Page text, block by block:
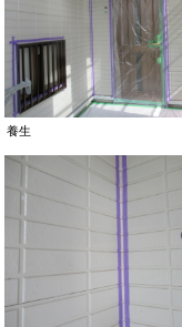
養生